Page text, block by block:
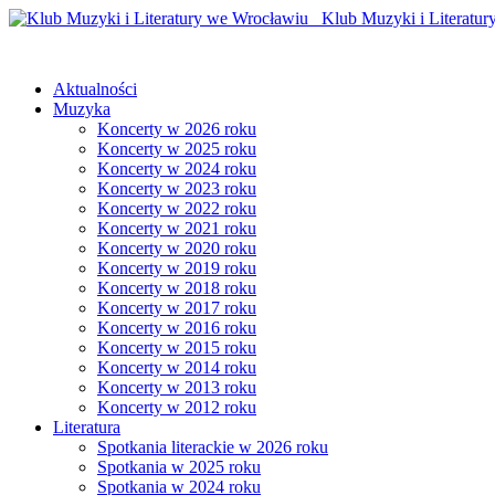
Klub Muzyki i Literatury
Aktualności
Muzyka
Koncerty w 2026 roku
Koncerty w 2025 roku
Koncerty w 2024 roku
Koncerty w 2023 roku
Koncerty w 2022 roku
Koncerty w 2021 roku
Koncerty w 2020 roku
Koncerty w 2019 roku
Koncerty w 2018 roku
Koncerty w 2017 roku
Koncerty w 2016 roku
Koncerty w 2015 roku
Koncerty w 2014 roku
Koncerty w 2013 roku
Koncerty w 2012 roku
Literatura
Spotkania literackie w 2026 roku
Spotkania w 2025 roku
Spotkania w 2024 roku